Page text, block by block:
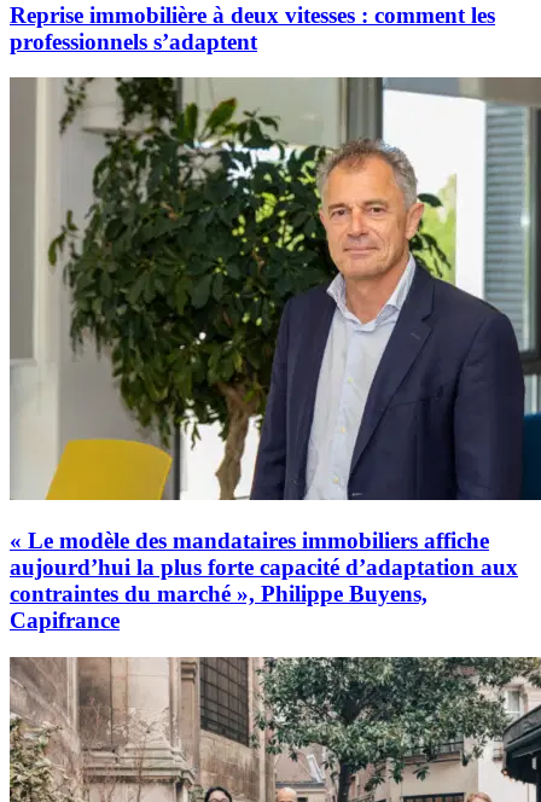
Reprise immobilière à deux vitesses : comment les
professionnels s’adaptent
« Le modèle des mandataires immobiliers affiche
aujourd’hui la plus forte capacité d’adaptation aux
contraintes du marché », Philippe Buyens,
Capifrance